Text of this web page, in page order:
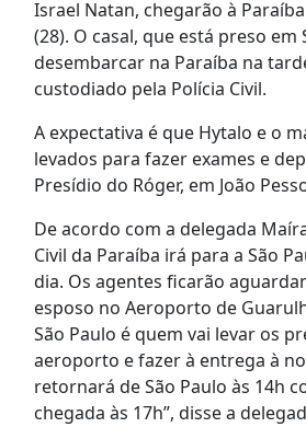
Israel Natan, chegarão à
(28). O casal, que está preso em
desembarcar na Paraíba na
custodiado pela Polícia Civil.
A expectativa é que Hytalo e o
levados para fazer exames e
Presídio do Róger, em João
De acordo com a delegada
Civil da Paraíba irá para a São
dia. Os agentes ficarão
esposo no Aeroporto de
São Paulo é quem vai levar os
aeroporto e fazer à entrega à
retornará de São Paulo às 14h
chegada às 17h”, disse a